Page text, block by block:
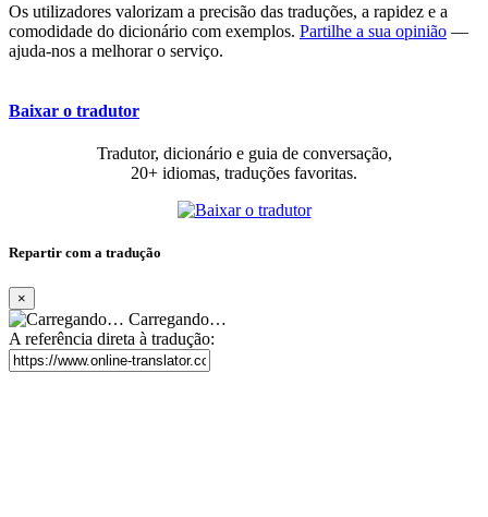
Os utilizadores valorizam a precisão das traduções, a rapidez e a
comodidade do dicionário com exemplos. Partilhe a sua opinião —
ajuda-nos a melhorar o serviço.
Baixar o tradutor
Tradutor, dicionário e guia de conversação,
20+ idiomas, traduções favoritas.
Repartir com a tradução
×
Carregando…
A referência direta à tradução: